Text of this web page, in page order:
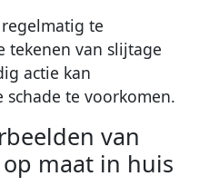
te
tekenen van slijtage
actie kan
te voorkomen.
van
maat in huis